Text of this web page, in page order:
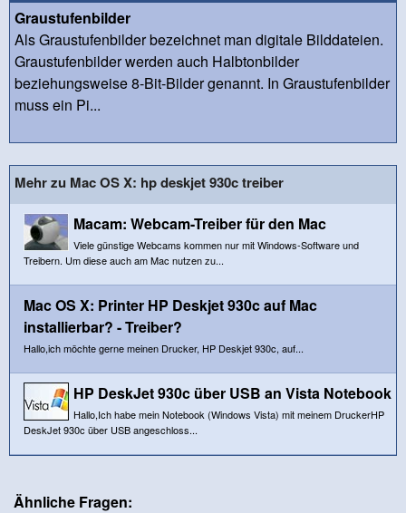
Graustufenbilder
Als Graustufenbilder bezeichnet man digitale Bilddateien.
Graustufenbilder werden auch Halbtonbilder
beziehungsweise 8-Bit-Bilder genannt. In Graustufenbilder
muss ein Pi...
Mehr zu Mac OS X: hp deskjet 930c treiber
Macam: Webcam-Treiber für den Mac
Viele günstige Webcams kommen nur mit Windows-Software und
Treibern. Um diese auch am Mac nutzen zu...
Mac OS X: Printer HP Deskjet 930c auf Mac
installierbar? - Treiber?
Hallo,ich möchte gerne meinen Drucker, HP Deskjet 930c, auf...
HP DeskJet 930c über USB an Vista Notebook
Hallo,Ich habe mein Notebook (Windows Vista) mit meinem DruckerHP
DeskJet 930c über USB angeschloss...
Ähnliche Fragen: